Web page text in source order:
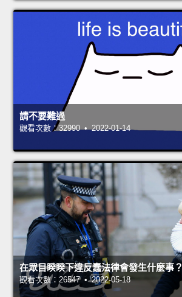
請不要難過
觀看次數：32990 • 2022-01-14
在眾目睽睽下違反蠢法律會發生什麼事？
觀看次數：26547 • 2022-05-18